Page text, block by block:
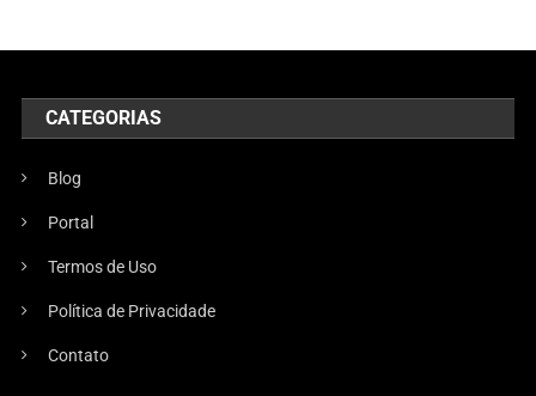
CATEGORIAS
Blog
Portal
Termos de Uso
Política de Privacidade
Contato